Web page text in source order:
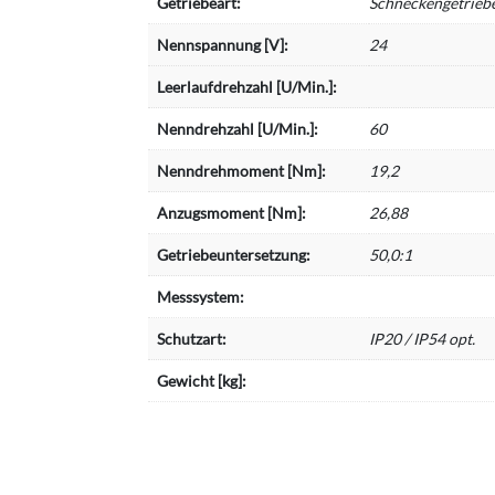
Nennspannung [V]: 24
Leerlaufdrehzahl [U/Min.]:
Nenndrehzahl [U/Min.]: 60
Nenndrehmoment [Nm]: 19,2
Anzugsmoment [Nm]: 26,88
Getriebeuntersetzung: 50,0:1
Messsystem:
Schutzart: IP20 / IP54 opt.
Gewicht [kg]: